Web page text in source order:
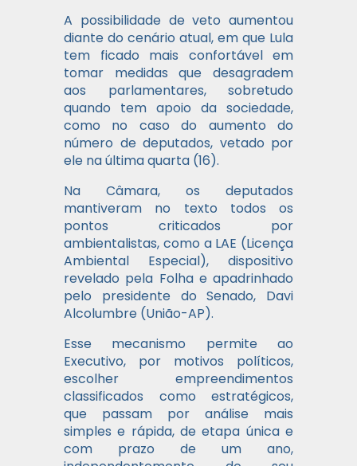
A possibilidade de veto aumentou
diante do cenário atual, em que Lula
tem ficado mais confortável em
tomar medidas que desagradem
aos parlamentares, sobretudo
quando tem apoio da sociedade,
como no caso do aumento do
número de deputados, vetado por
ele na última quarta (16).
Na Câmara, os deputados
mantiveram no texto todos os
pontos criticados por
ambientalistas, como a LAE (Licença
Ambiental Especial), dispositivo
revelado pela Folha e apadrinhado
pelo presidente do Senado, Davi
Alcolumbre (União-AP).
Esse mecanismo permite ao
Executivo, por motivos políticos,
escolher empreendimentos
classificados como estratégicos,
que passam por análise mais
simples e rápida, de etapa única e
com prazo de um ano,